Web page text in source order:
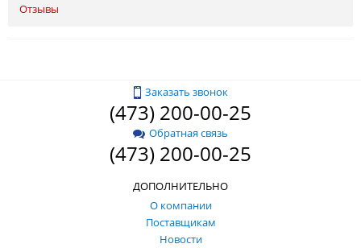
Отзывы
Заказать звонок
(473) 200-00-25
Обратная связь
(473) 200-00-25
ДОПОЛНИТЕЛЬНО
О компании
Поставщикам
Новости